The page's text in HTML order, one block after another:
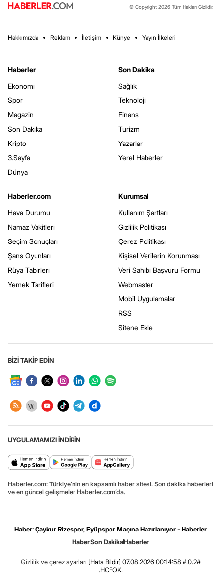
© Copyright 2026 Tüm Hakları Gizlidir.
Hakkımızda Reklam İletişim Künye Yayın İlkeleri
Haberler
Ekonomi
Spor
Magazin
Son Dakika
Kripto
3.Sayfa
Dünya
Son Dakika
Sağlık
Teknoloji
Finans
Turizm
Yazarlar
Yerel Haberler
Haberler.com
Hava Durumu
Namaz Vakitleri
Seçim Sonuçları
Şans Oyunları
Rüya Tabirleri
Yemek Tarifleri
Kurumsal
Kullanım Şartları
Gizlilik Politikası
Çerez Politikası
Kişisel Verilerin Korunması
Veri Sahibi Başvuru Formu
Webmaster
Mobil Uygulamalar
RSS
Sitene Ekle
BİZİ TAKİP EDİN
UYGULAMAMIZI İNDİRİN
Haberler.com: Türkiye’nin en kapsamlı haber sitesi. Son dakika haberleri
ve en güncel gelişmeler Haberler.com’da.
Haber: Çaykur Rizespor, Eyüpspor Maçına Hazırlanıyor - Haberler
HaberSon DakikaHaberler
Gizlilik ve çerez ayarları [Hata Bildir] 07.08.2026 00:14:58 #.0.2#
.HCFOK.